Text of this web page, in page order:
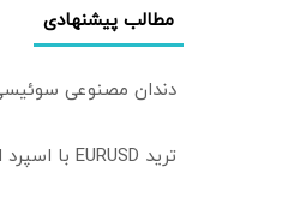
مطالب پیشنهادی
دندان مصنوعی
ترید EURUSD با اسپرد از صفر پیپ